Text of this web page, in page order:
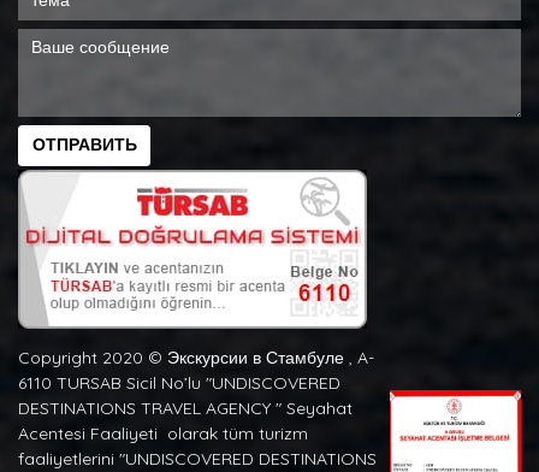
ОТПРАВИТЬ
Copyright 2020 ©️ Экскурсии в Стамбуле , A-
6110 TURSAB Sicil No’lu "UNDISCOVERED
DESTINATIONS TRAVEL AGENCY " Seyahat
Acentesi Faaliyeti olarak tüm turizm
faaliyetlerini "UNDISCOVERED DESTINATIONS